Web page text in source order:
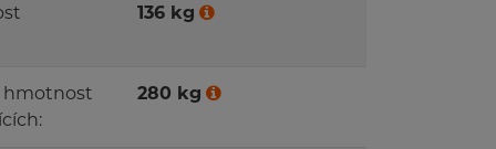
136 kg
hmotnost
280 kg